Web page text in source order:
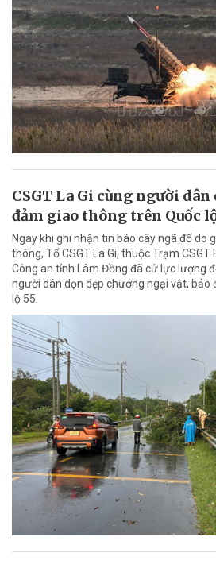
CSGT La Gi cùng người dân
đảm giao thông trên Quốc
Ngay khi ghi nhận tin báo cây ngã đổ do
thông, Tổ CSGT La Gi, thuộc Trạm CSGT
Công an tỉnh Lâm Đồng đã cử lực lượng
người dân dọn dẹp chướng ngại vật,
lộ 55.